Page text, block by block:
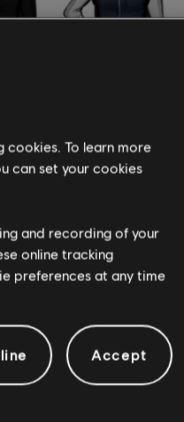
ее любимой операции
дизайном
показать атмосферное
cookies. To learn more
can set your cookies
and recording of your
online tracking
preferences at any time
Accept